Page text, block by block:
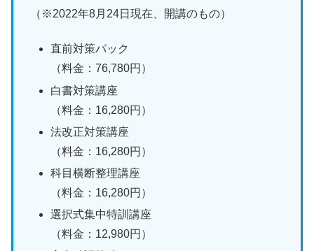
（※2022年8月24日現在、開講のもの）
直前対策パック
（料金：76,780円）
白書対策講座
（料金：16,280円）
法改正対策講座
（料金：16,280円）
科目横断整理講座
（料金：16,280円）
選択式集中特訓講座
（料金：12,980円）